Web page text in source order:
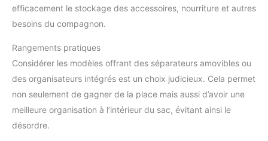
efficacement le stockage des accessoires, nourriture et autres
besoins du compagnon.
Rangements pratiques
Considérer les modèles offrant des séparateurs amovibles ou
des organisateurs intégrés est un choix judicieux. Cela permet
non seulement de gagner de la place mais aussi d’avoir une
meilleure organisation à l’intérieur du sac, évitant ainsi le
désordre.